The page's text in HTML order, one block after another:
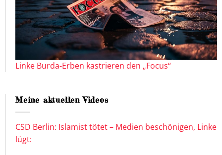
Linke Burda-Erben kastrieren den „Focus“
Meine aktuellen Videos
CSD Berlin: Islamist tötet – Medien beschönigen, Linke
lügt: